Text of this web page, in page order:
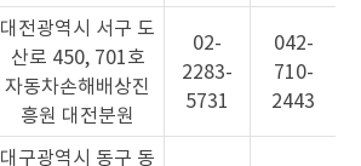
대전광역시 서구 도
산로 450, 701호
자동차손해배상진
흥원 대전분원
02-
2283-
5731
042-
710-
2443
대구광역시 동구 동